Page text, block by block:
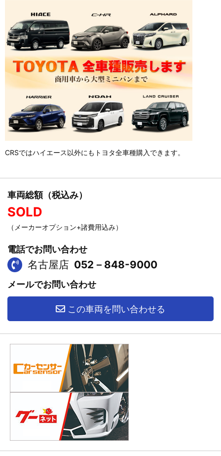
CRSではハイエース以外にもトヨタ全車種購入できます。
車両総額（税込み）
SOLD
（メーカーオプション+諸費用込み）
電話でお問い合わせ
名古屋店 052－848-9000
メールでお問い合わせ
この車両を問い合わせる